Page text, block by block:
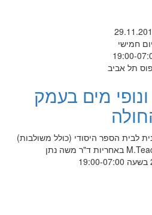
יום חמישי
19:00-
תל אביב
מים בעמק
לבית הספר היסודי (כולל משולבות)